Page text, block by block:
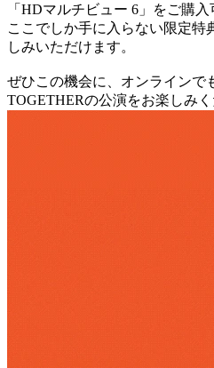
「HDマルチビュー 6」をご購入
ここでしか手に入らない限定特
しみいただけます。
ぜひこの機会に、オンラインで
TOGETHERの公演をお楽しみく